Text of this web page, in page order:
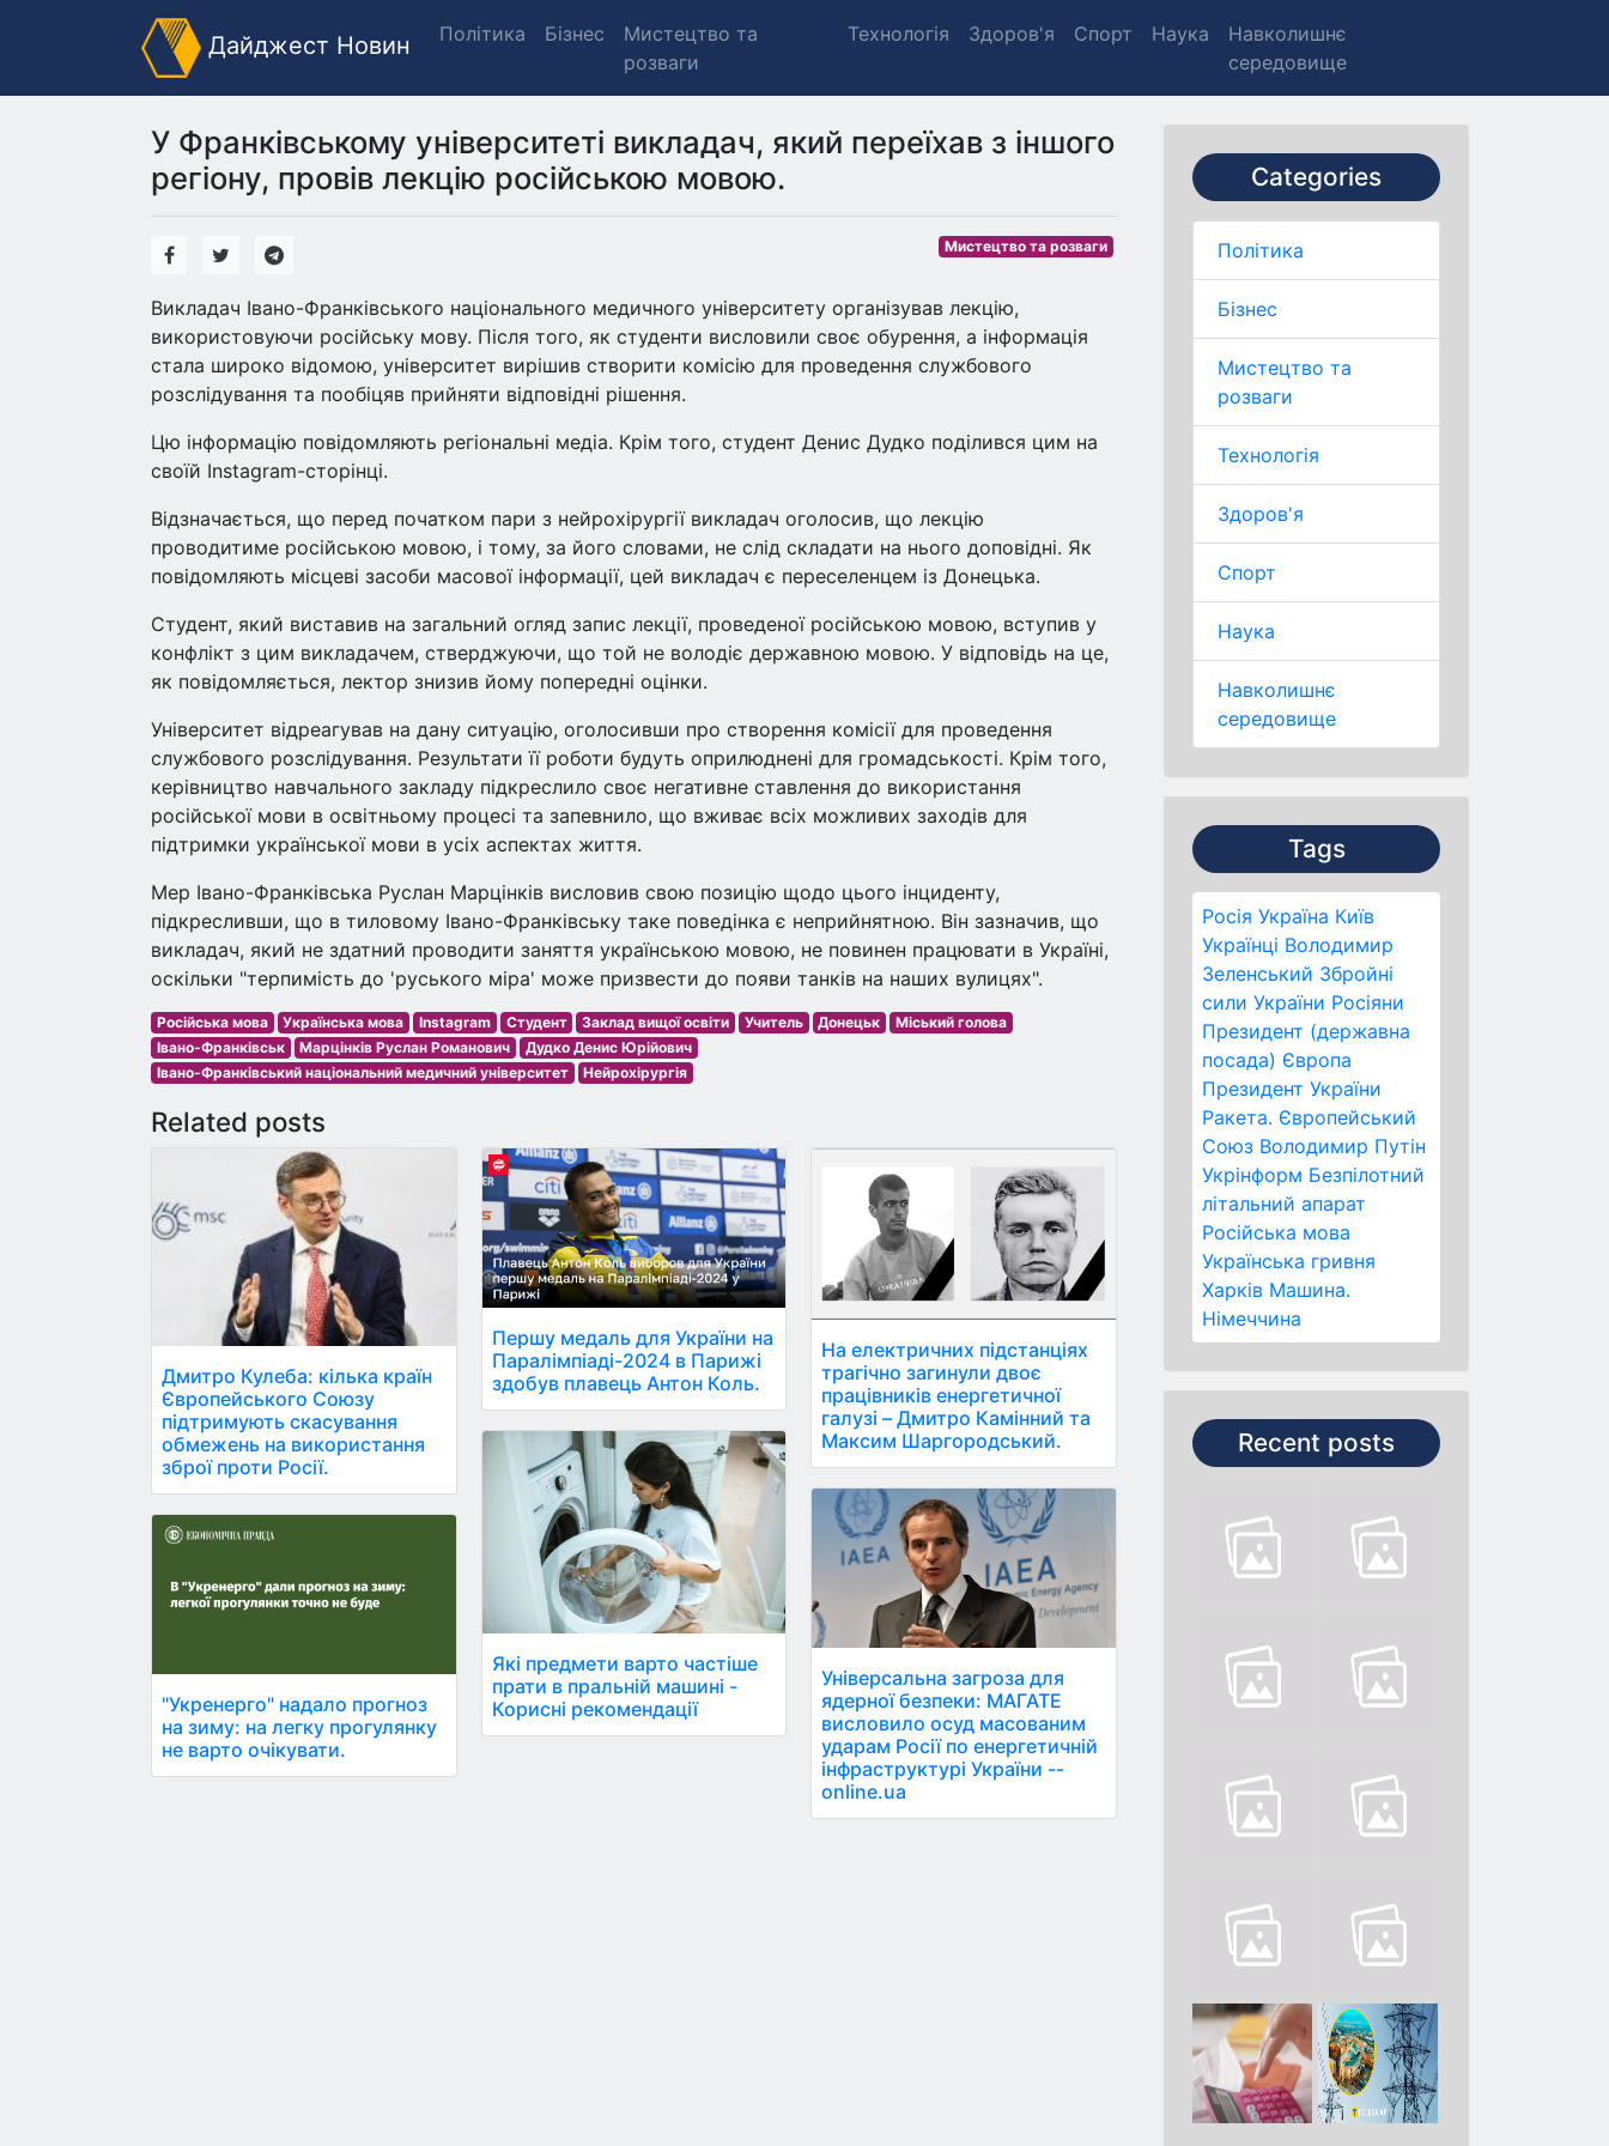
Дайджест Новин Політика Бізнес
Мистецтво та
розваги
Технологія Здоров'я Спорт Наука
Навколишнє
середовище
Categories
Політика
Бізнес
Мистецтво та
розваги
Технологія
Здоров'я
Спорт
Наука
Навколишнє
середовище
Tags
Росія Україна Київ
Українці Володимир
Зеленський Збройні
сили України Росіяни
Президент (державна
посада) Європа
Президент України
Ракета. Європейський
Союз Володимир Путін
Укрінформ Безпілотний
літальний апарат
Російська мова
Українська гривня
Харків Машина.
Німеччина
Recent posts
У Франківському університеті викладач, який переїхав з іншого
регіону, провів лекцію російською мовою.
Мистецтво та розваги
Викладач Івано-Франківського національного медичного університету організував лекцію,
використовуючи російську мову. Після того, як студенти висловили своє обурення, а інформація
стала широко відомою, університет вирішив створити комісію для проведення службового
розслідування та пообіцяв прийняти відповідні рішення.
Цю інформацію повідомляють регіональні медіа. Крім того, студент Денис Дудко поділився цим на
своїй Instagram-сторінці.
Відзначається, що перед початком пари з нейрохірургії викладач оголосив, що лекцію
проводитиме російською мовою, і тому, за його словами, не слід складати на нього доповідні. Як
повідомляють місцеві засоби масової інформації, цей викладач є переселенцем із Донецька.
Студент, який виставив на загальний огляд запис лекції, проведеної російською мовою, вступив у
конфлікт з цим викладачем, стверджуючи, що той не володіє державною мовою. У відповідь на це,
як повідомляється, лектор знизив йому попередні оцінки.
Університет відреагував на дану ситуацію, оголосивши про створення комісії для проведення
службового розслідування. Результати її роботи будуть оприлюднені для громадськості. Крім того,
керівництво навчального закладу підкреслило своє негативне ставлення до використання
російської мови в освітньому процесі та запевнило, що вживає всіх можливих заходів для
підтримки української мови в усіх аспектах життя.
Мер Івано-Франківська Руслан Марцінків висловив свою позицію щодо цього інциденту,
підкресливши, що в тиловому Івано-Франківську таке поведінка є неприйнятною. Він зазначив, що
викладач, який не здатний проводити заняття українською мовою, не повинен працювати в Україні,
оскільки "терпимість до 'руського міра' може призвести до появи танків на наших вулицях".
Російська мова Українська мова Instagram Студент Заклад вищої освіти Учитель Донецьк
Міський голова
Івано-Франківськ
Марцінків Руслан Романович
Дудко Денис Юрійович
Івано-Франківський національний медичний університет
Нейрохірургія
Related posts
Дмитро Кулеба: кілька країн
Європейського Союзу
підтримують скасування
обмежень на використання
зброї проти Росії.
"Укренерго" надало прогноз
на зиму: на легку прогулянку
не варто очікувати.
Першу медаль для України на
Паралімпіаді-2024 в Парижі
здобув плавець Антон Коль.
Які предмети варто частіше
прати в пральній машині -
Корисні рекомендації
На електричних підстанціях
трагічно загинули двоє
працівників енергетичної
галузі – Дмитро Камінний та
Максим Шаргородський.
Універсальна загроза для
ядерної безпеки: МАГАТЕ
висловило осуд масованим
ударам Росії по енергетичній
інфраструктурі України --
online.ua